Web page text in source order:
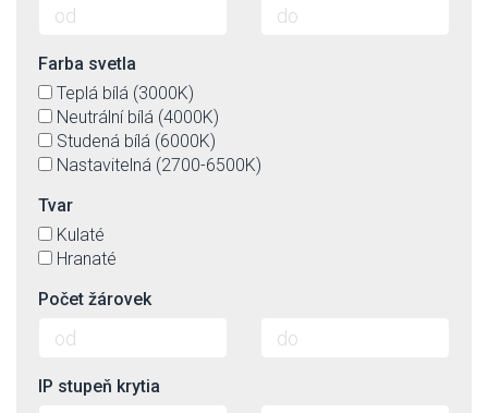
Farba svetla
Teplá bílá (3000K)
Neutrální bílá (4000K)
Studená bílá (6000K)
Nastavitelná (2700-6500K)
Tvar
Kulaté
Hranaté
Počet žárovek
IP stupeň krytia